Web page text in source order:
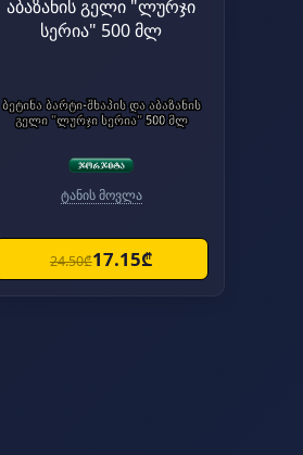
ბეტინა ბარტი-შხაპის და აბაზანის
გელი "ლურჯი სერია" 500 მლ
ტანის მოვლა
24.50₾17.15₾